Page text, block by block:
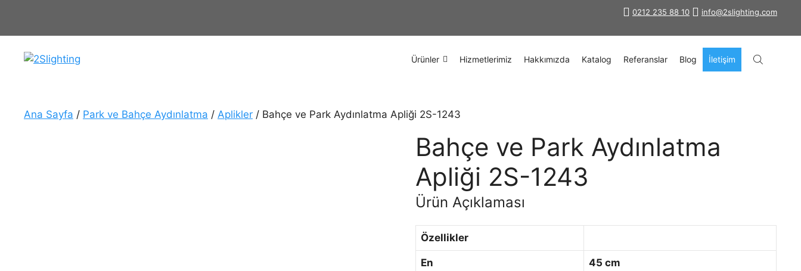
info@2slighting.com
0212 235 88 10
Ürünler Hizmetlerimiz Hakkımızda Katalog Referanslar Blog İletişim
Ana Sayfa / Park ve Bahçe Aydınlatma / Aplikler / Bahçe ve Park Aydınlatma Apliği 2S-1243
Bahçe ve Park Aydınlatma
Apliği 2S-1243
Ürün Açıklaması
Özellikler
En 45 cm